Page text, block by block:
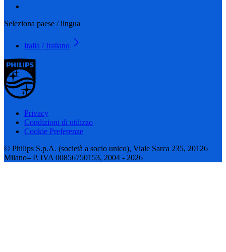
Seleziona paese / lingua
Italia / Italiano
Privacy
Condizioni di utilizzo
Cookie Preferenze
© Philips S.p.A. (società a socio unico), Viale Sarca 235, 20126
Milano– P. IVA 00856750153, 2004 - 2026